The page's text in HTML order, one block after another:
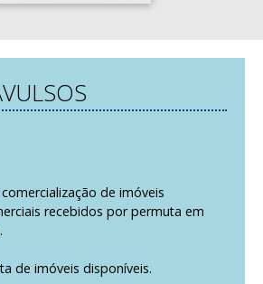
de imóveis
recebidos por permuta em
de imóveis disponíveis.